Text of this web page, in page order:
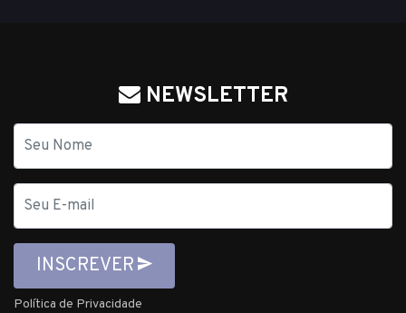
NEWSLETTER
mail
INSCREVER
Política de Privacidade